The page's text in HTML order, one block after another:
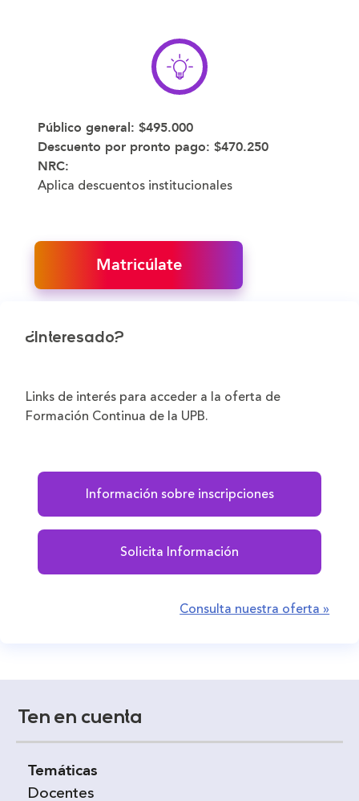
Público general: $495.000
Descuento por pronto pago: $470.250
NRC:
Aplica descuentos institucionales
Matricúlate
¿Interesado?
Links de interés para acceder a la oferta de
Formación Continua de la UPB.
Información sobre inscripciones
Solicita Información
Consulta nuestra oferta »
Ten en cuenta
Temáticas
Docentes